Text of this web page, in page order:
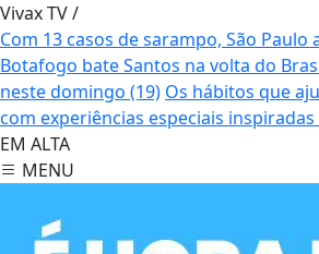
Vivax TV/
Com 13 casos de sarampo, São
Botafogo bate Santos na volta do
neste domingo (19) Os hábitos que
com experiências especiais
EM ALTA
MENU